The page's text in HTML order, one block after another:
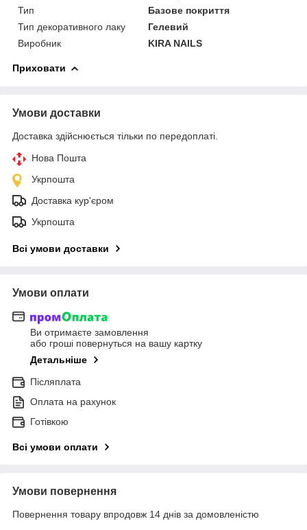
Тип
Базове покриття
Тип декоративного лаку
Гелевий
Виробник
KIRA NAILS
Приховати
Умови доставки
Доставка здійснюється тільки по передоплаті.
Нова Пошта
Укрпошта
Доставка кур'єром
Укрпошта
Всі умови доставки
Умови оплати
Ви отримаєте замовлення
або гроші повернуться на вашу картку
Детальніше
Післяплата
Оплата на рахунок
Готівкою
Всі умови оплати
Умови повернення
Повернення товару впродовж 14 днів за домовленістю